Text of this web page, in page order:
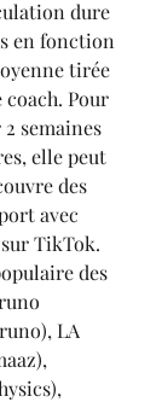
dure
en fonction
tirée
coach. Pour
semaines
elle peut
des
avec
TikTok.
des
LA